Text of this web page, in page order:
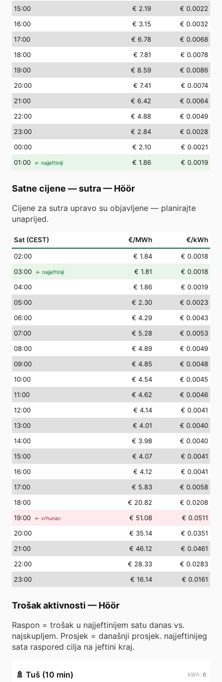
15:00 € 2.19
€ 0.0022
16:00 € 3.15
€ 0.0032
17:00 € 6.78
€ 0.0068
18:00 € 7.81
€ 0.0078
19:00 € 8.59
€ 0.0086
20:00 € 7.41
€ 0.0074
21:00 € 6.42
€ 0.0064
22:00 € 4.88
€ 0.0049
23:00 € 2.84
€ 0.0028
00:00 € 2.10
€ 0.0021
01:00 ← najjeftiniji € 1.86 € 0.0019
Satne cijene — sutra— Höör
Cijene za sutra upravo su objavljene — planirajte
unaprijed.
Sat (CEST) €/MWh €/kWh
02:00 € 1.84
€ 0.0018
03:00 ← najjeftiniji € 1.81
€ 0.0018
04:00 € 1.86
€ 0.0019
05:00 € 2.30
€ 0.0023
06:00 € 4.29
€ 0.0043
07:00 € 5.28
€ 0.0053
08:00 € 4.89
€ 0.0049
09:00 € 4.85
€ 0.0048
10:00 € 4.54
€ 0.0045
11:00 € 4.62
€ 0.0046
12:00 € 4.14
€ 0.0041
13:00 € 4.01
€ 0.0040
14:00 € 3.98
€ 0.0040
15:00 € 4.07
€ 0.0041
16:00 € 4.12
€ 0.0041
17:00 € 5.83
€ 0.0058
18:00 € 20.82
€ 0.0208
19:00 ← vrhunac € 51.08
€ 0.0511
20:00 € 35.14
€ 0.0351
21:00 € 46.12
€ 0.0461
22:00 € 28.33
€ 0.0283
23:00 € 16.14 € 0.0161
Trošak aktivnosti — Höör
Raspon = trošak u najjeftinijem satu danas vs.
najskupljem. Prosjek = današnji prosjek. najjeftinijeg
sata raspored cilja na jeftini kraj.
🚿 Tuš (10 min) 6